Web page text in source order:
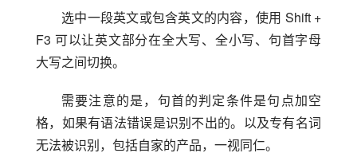
选中一段英文或包含英文的内容，使用 Shift +
F3 可以让英文部分在全大写、全小写、句首字母
大写之间切换。
需要注意的是，句首的判定条件是句点加空
格，如果有语法错误是识别不出的。以及专有名词
无法被识别，包括自家的产品，一视同仁。